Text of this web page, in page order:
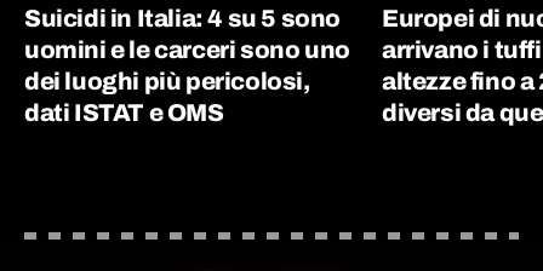
Suicidi in Italia: 4 su 5 sono
uomini e le carceri sono uno
dei luoghi più pericolosi,
dati ISTAT e OMS
Europei di
arrivano i
altezze fino a
diversi da